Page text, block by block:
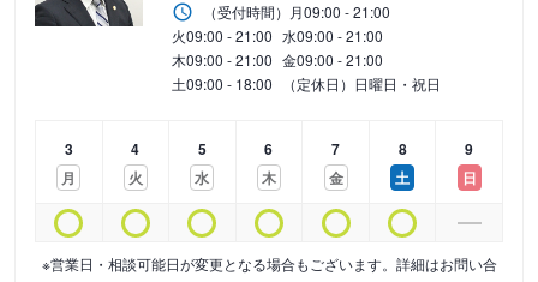
（受付時間） 月09:00 - 21:00
火09:00 - 21:00 水09:00 - 21:00
木09:00 - 21:00 金09:00 - 21:00
土09:00 - 18:00 （定休日）日曜日・祝日
3
月
4
火
5
水
6
木
7
金
8
土
9
日
※営業日・相談可能日が変更となる場合もございます。詳細はお問い合